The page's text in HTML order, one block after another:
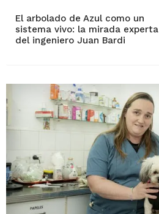
El arbolado de Azul como un
sistema vivo: la mirada experta
del ingeniero Juan Bardi